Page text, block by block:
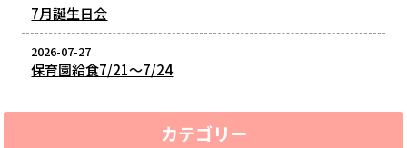
7月誕生日会
2026-07-27
保育園給食7/21～7/24
カテゴリー